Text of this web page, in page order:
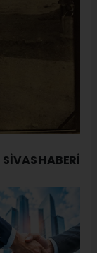
SIVAS HABERİ